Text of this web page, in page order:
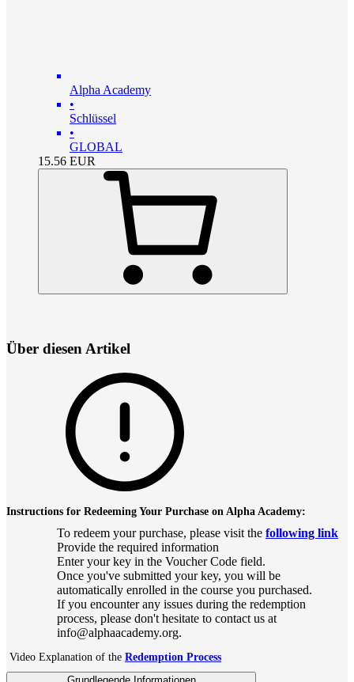
Alpha Academy
•
Schlüssel
•
GLOBAL
15.56 EUR
Über diesen Artikel
Instructions for Redeeming Your Purchase on Alpha Academy:
To redeem your purchase, please visit the following link
Provide the required information
Enter your key in the Voucher Code field.
Once you've submitted your key, you will be
automatically enrolled in the course you purchased.
If you encounter any issues during the redemption
process, please don't hesitate to contact us at
info@alphaacademy.org.
Video Explanation of the Redemption Process